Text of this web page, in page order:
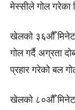
मेस्सीले गोल गरेका
खेलको ३६औँ मिनेटमा
गोल गर्दै अग्रता
प्रहार गरेको बल
खेलको ८०औँ